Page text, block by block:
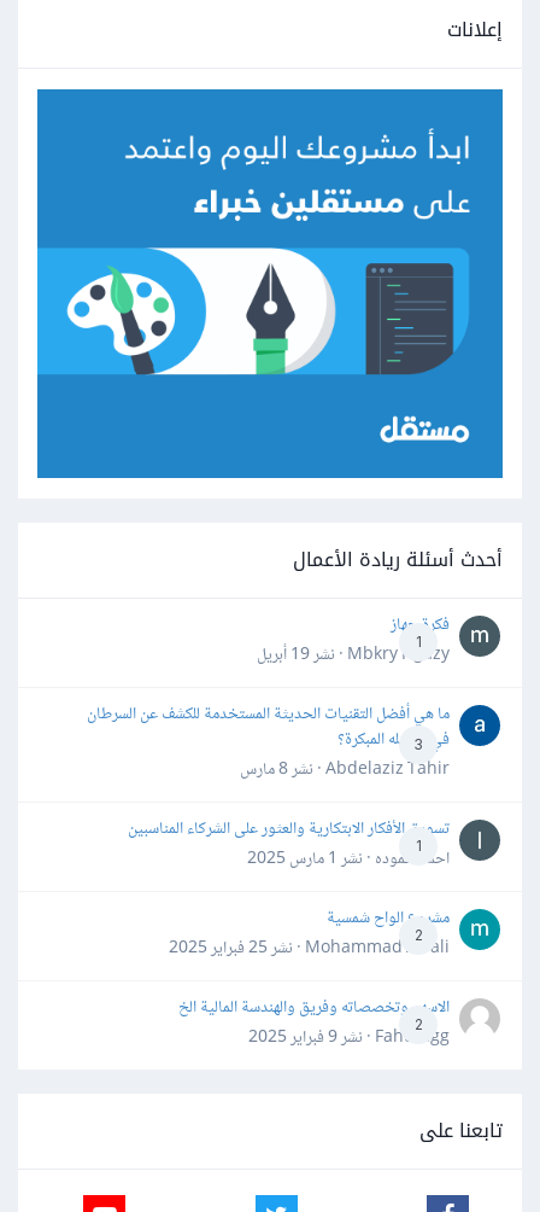
إعلانات
أحدث أسئلة ريادة الأعمال
1
فكرة جهاز
Mbkry Hgazy · نشر
19 أبريل
3
ما هي أفضل التقنيات الحديثة المستخدمة للكشف عن السرطان
في مراحله المبكرة؟
Abdelaziz Tahir · نشر
8 مارس
1
تسويق الأفكار الابتكارية والعثور على الشركاء المناسبين
احمد حموده · نشر 1 مارس 2025
2
مشروع الواح شمسية
Mohammad Awali · نشر
25 فبراير 2025
2
الاسهم وتخصصاته وفريق والهندسة المالية الخ
Fahd Ggg · نشر
9 فبراير 2025
تابعنا على